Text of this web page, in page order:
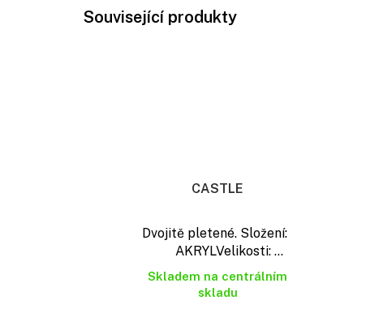
Související produkty
CASTLE
Dvojitě pletené. Složení:
AKRYLVelikosti: ...
Skladem na centrálním
skladu